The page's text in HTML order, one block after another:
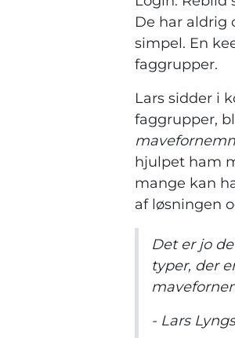
De har aldrig
simpel. En
faggrupper.
Lars sidder i
faggrupper,
hjulpet ham
mange kan
af løsningen
Det er jo
typer, der
- Lars